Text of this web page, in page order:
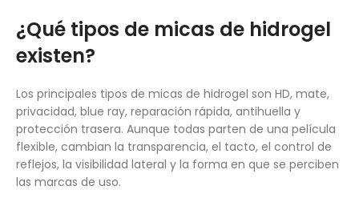
¿Qué tipos de micas de hidrogel
existen?
Los principales tipos de micas de hidrogel son HD, mate,
privacidad, blue ray, reparación rápida, antihuella y
protección trasera. Aunque todas parten de una película
flexible, cambian la transparencia, el tacto, el control de
reflejos, la visibilidad lateral y la forma en que se perciben
las marcas de uso.